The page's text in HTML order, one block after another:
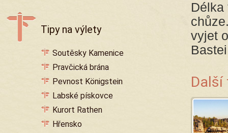
Délka
vyjet
Další
Tipy na výlety
Soutěsky Kamenice
Pravčická brána
Pevnost Königstein
Labské pískovce
Kurort Rathen
Hřensko